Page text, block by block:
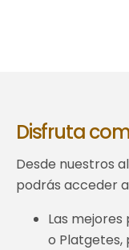
Disfruta
Desde nuestros
podrás acceder
Las mejores
o Platgetes,